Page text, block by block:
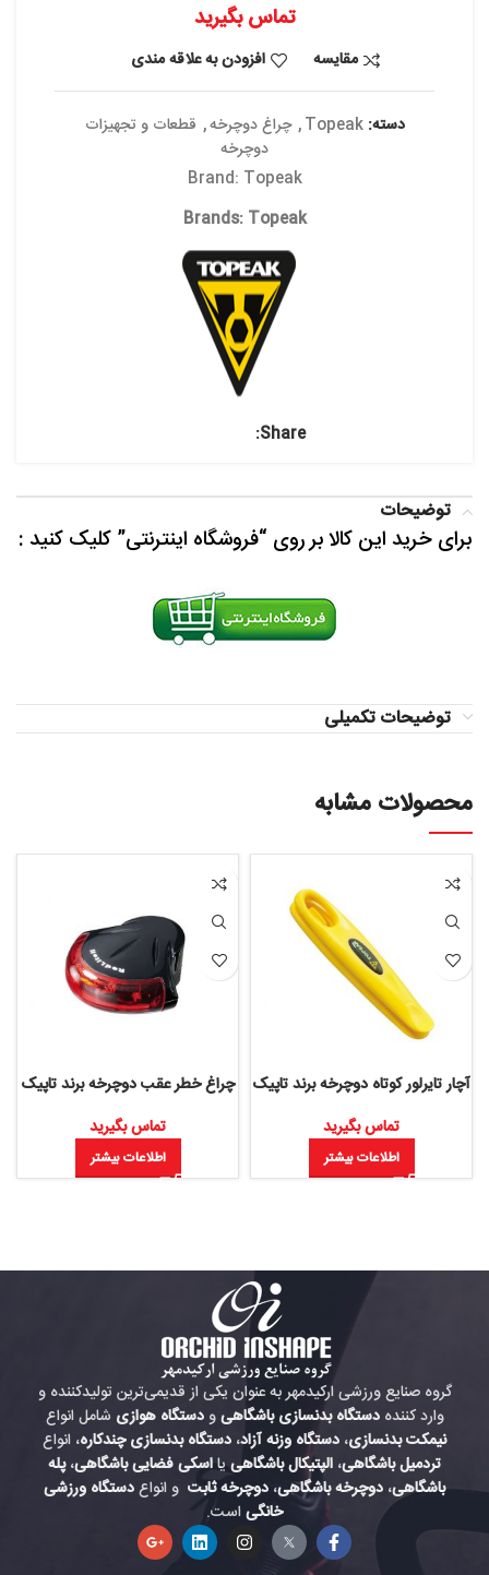
تماس بگیرید
مقایسه افزودن به علاقه مندی
دسته: Topeak
, چراغ دوچرخه, قطعات و تجهیزات
دوچرخه
Brand: Topeak
Brands: Topeak
Share:
توضیحات
برای خرید این کالا بر روی “فروشگاه اینترنتی” کلیک کنید :
توضیحات تکمیلی
محصولات مشابه
آچار تایرلور کوتاه دوچرخه برند تاپیک
تماس بگیرید
اطلاعات بیشتر
چراغ خطر عقب دوچرخه برند تاپیک
تماس بگیرید
اطلاعات بیشتر
گروه صنایع ورزشی ارکیدمهر به عنوان یکی از قدیمی‌ترین تولیدکننده و
وارد کنندهدستگاه بدنسازی باشگاهیودستگاه هوازی شامل انواع
نیمکت بدنسازی، دستگاه وزنه آزاد، دستگاه بدنسازی چندکاره، انواع
تردمیل باشگاهی، الپتیکال باشگاهی یااسکی فضایی باشگاهی،پله
باشگاهی، دوچرخه باشگاهی، دوچرخه ثابت و انواعدستگاه ورزشی
خانگیاست.